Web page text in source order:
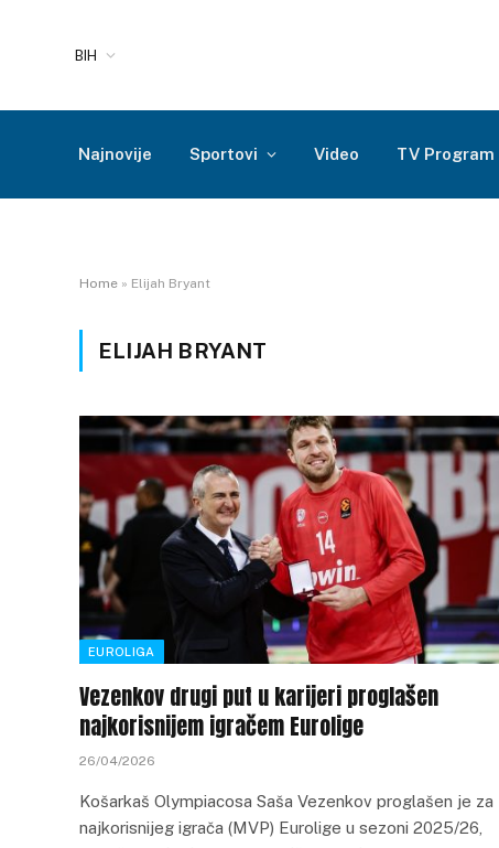
BIH
Najnovije Sportovi Video TV Program
Home » Elijah Bryant
ELIJAH BRYANT
EUROLIGA
Vezenkov drugi put u karijeri proglašen
najkorisnijem igračem Eurolige
26/04/2026
Košarkaš Olympiacosa Saša Vezenkov proglašen je za
najkorisnijeg igrača (MVP) Eurolige u sezoni 2025/26,